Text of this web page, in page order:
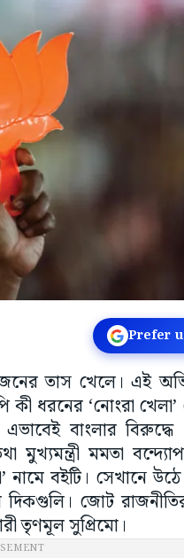
Prefer
তাস খেলে। এই
ধরনের ‘নোংরা
বাংলার
মমতা
নামে বইটি। সেখানে
দিকগুলি। জোট
তৃণমূল সুপ্রিমো।